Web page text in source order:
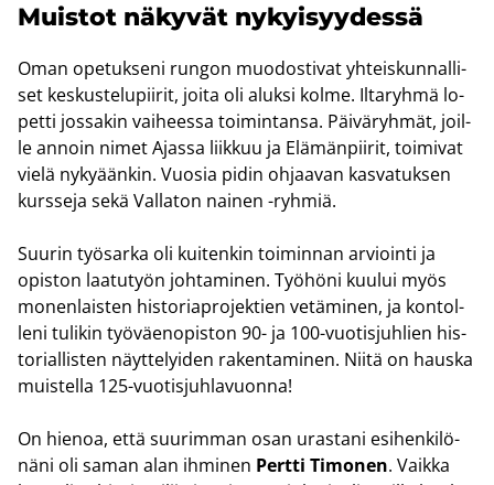
Muis­tot nä­ky­vät ny­kyi­syy­des­sä
Oman ope­tuk­se­ni run­gon muo­dos­ti­vat yh­teis­kun­nal­li­
set kes­kus­te­lu­pii­rit, joita oli aluk­si kolme. Il­ta­ryh­mä lo­
pet­ti jos­sa­kin vai­hees­sa toi­min­tan­sa. Päi­vä­ryh­mät, joil­
le an­noin nimet Ajas­sa liik­kuu ja Elä­män­pii­rit, toi­mi­vat
vielä ny­ky­ään­kin. Vuo­sia pidin oh­jaa­van kas­va­tuk­sen
kurs­se­ja sekä Val­la­ton nai­nen -​ryhmiä.
Suu­rin työ­sar­ka oli kui­ten­kin toi­min­nan ar­vioin­ti ja
opis­ton laa­tu­työn joh­ta­mi­nen. Työ­hö­ni kuu­lui myös
mo­nen­lais­ten his­to­ria­pro­jek­tien ve­tä­mi­nen, ja kon­tol­
le­ni tu­li­kin työ­väen­opis­ton 90- ja 100-​vuotisjuhlien his­
to­rial­lis­ten näyt­te­lyi­den ra­ken­ta­mi­nen. Niitä on haus­ka
muis­tel­la 125-​vuotisjuhlavuonna!
On hie­noa, että suu­rim­man osan uras­ta­ni esi­hen­ki­lö­
nä­ni oli saman alan ih­mi­nen Pert­ti Ti­mo­nen. Vaik­ka